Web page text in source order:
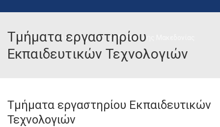
Τμήματα εργαστηρίου
Εκπαιδευτικών Τεχνολογιών
Τμήματα εργαστηρίου Εκπαιδευτικών
Τεχνολογιών